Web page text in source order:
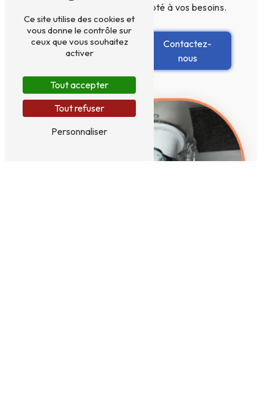
service sur mesure adapté à vos besoins.
En savoir
plus
Contactez-
nous
Ce site utilise des cookies et
vous donne le contrôle sur
ceux que vous souhaitez
activer
Tout accepter
Tout refuser
Personnaliser